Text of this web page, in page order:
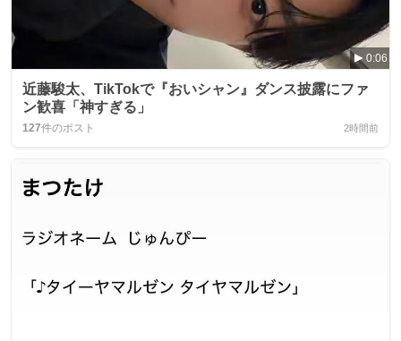
0:06
近藤駿太、TikTokで『おいシャン』ダンス披露にファ
ン歓喜「神すぎる」
127件のポスト 2時間前